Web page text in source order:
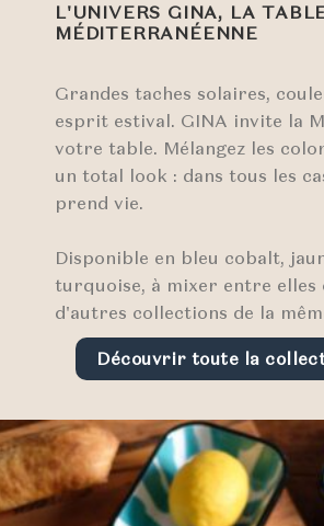
L'UNIVERS GINA, LA
MÉDITERRANÉENNE
Grandes taches solaires,
esprit estival. GINA invite la
votre table. Mélangez les
un total look : dans tous les
prend vie.
Disponible en bleu cobalt,
turquoise, à mixer entre elles
d'autres collections de la
Découvrir toute la